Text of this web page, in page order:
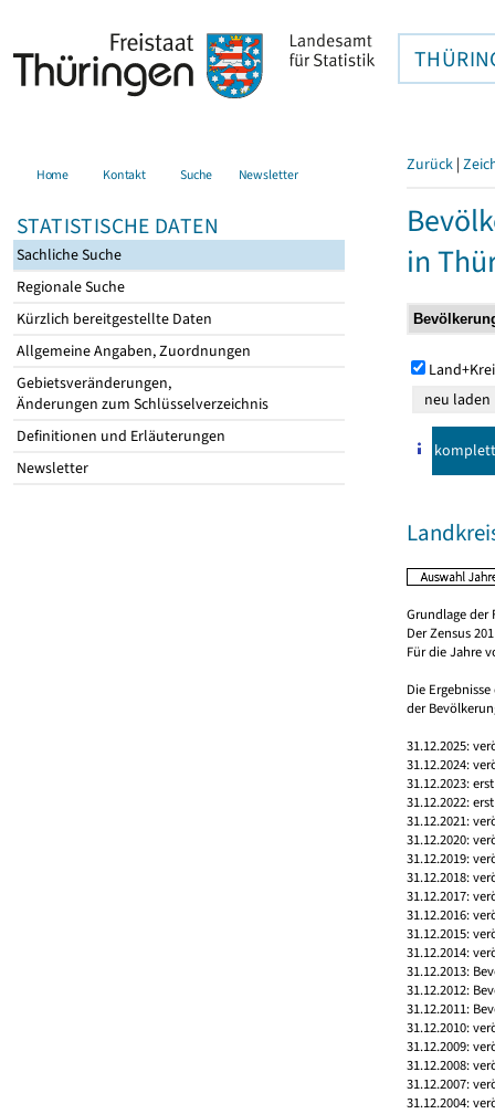
Home Kontakt Suche Newsletter
STATISTISCHE DATEN
Sachliche Suche
Regionale Suche
Kürzlich bereitgestellte Daten
Allgemeine Angaben, Zuordnungen
Gebietsveränderungen,
Änderungen zum Schlüsselverzeichnis
Definitionen und Erläuterungen
Newsletter
Zurück |
in
komplett
Grundlage der
Der Zensus
Für die Jahre
Die
der
31.12.2025:
31.12.2024:
31.12.2023:
31.12.2022:
31.12.2021:
31.12.2020:
31.12.2019:
31.12.2018:
31.12.2017:
31.12.2016:
31.12.2015:
31.12.2014:
31.12.2013:
31.12.2012:
31.12.2011:
31.12.2010:
31.12.2009:
31.12.2008:
31.12.2007:
31.12.2004: